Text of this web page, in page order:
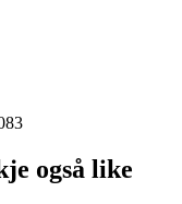
også like